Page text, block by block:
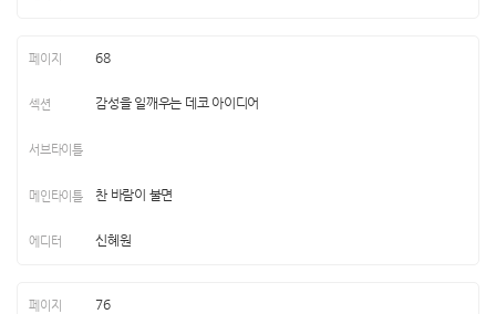
68
감성을 일깨우는 데코 아이디어
찬 바람이 불면
신혜원
76